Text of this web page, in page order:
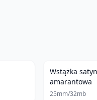
Wstążka
amarantowa
25mm/32mb